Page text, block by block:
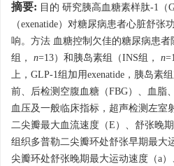
摘要: 目的 研究胰高血糖素样肽-1（
（exenatide）对糖尿病患者心脏舒
响。方法 血糖控制欠佳的糖尿病患者
组，
n=13）和胰岛素组（INS组， n
上，GLP-1组加用exenatide，胰岛素
前、后检测空腹血糖（FBG）、血脂
血压及一般临床指标，超声检测左室
二尖瓣最大血流速度（E）、舒张晚
组织多普勒二尖瓣环处舒张早期最大
尖瓣环处舒张晚期最大运动速度（a